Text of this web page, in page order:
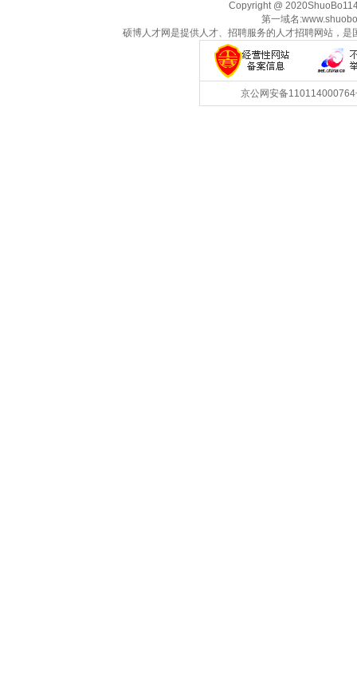
Copyright @
第一域名
硕博人才网是提供人才、招聘服务的人才招聘网站，
京公网安备